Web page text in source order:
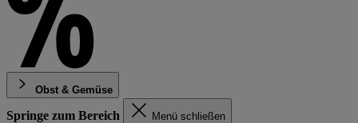
Obst & Gemüse
Springe zum Bereich Menü schließen